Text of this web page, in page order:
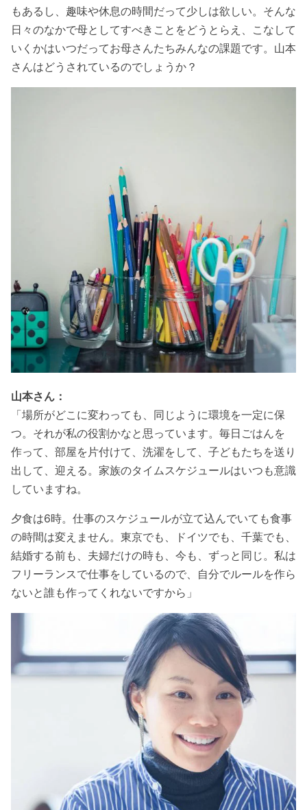
もあるし、趣味や休息の時間だって少しは欲しい。そんな
日々のなかで母としてすべきことをどうとらえ、こなして
いくかはいつだってお母さんたちみんなの課題です。山本
さんはどうされているのでしょうか？
山本さん：
「場所がどこに変わっても、同じように環境を一定に保
つ。それが私の役割かなと思っています。毎日ごはんを
作って、部屋を片付けて、洗濯をして、子どもたちを送り
出して、迎える。家族のタイムスケジュールはいつも意識
していますね。
夕食は6時。仕事のスケジュールが立て込んでいても食事
の時間は変えません。東京でも、ドイツでも、千葉でも、
結婚する前も、夫婦だけの時も、今も、ずっと同じ。私は
フリーランスで仕事をしているので、自分でルールを作ら
ないと誰も作ってくれないですから」